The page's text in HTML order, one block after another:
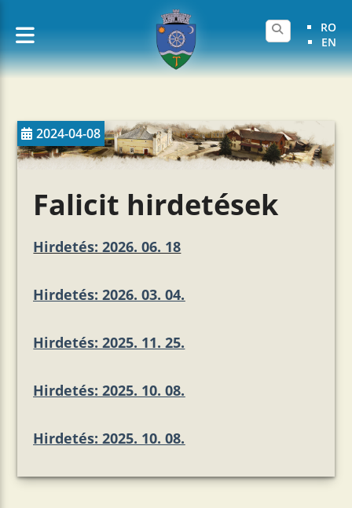
RO
EN
2024-04-08
Falicit hirdetések
Hirdetés: 2026. 06. 18
Hirdetés: 2026. 03. 04.
Hirdetés: 2025. 11. 25.
Hirdetés: 2025. 10. 08.
Hirdetés: 2025. 10. 08.